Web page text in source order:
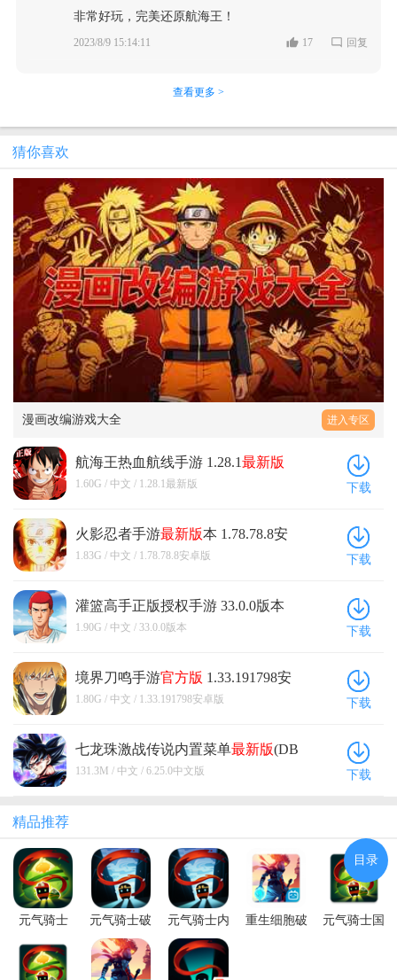
对于动漫当中的情节做出了一定的还原表现，因
人物角色来参与各种战斗当中，但玩家的主视角
界当中进行各种探索冒险。如此一来，游戏的整
及不错的游戏体验，况且游戏的这种玩法整体是
做的都是非常的丰富，而且玩家也是能够在一个
如此庞大的世界体系当中体验到各种各样的细节
设计。无论是游戏当中的战斗，探索冒险，剧情
的展示，游戏的操作体验，游戏的特色内容等等
设计，在游戏的玩法当中，都能够给你带来充足
的游戏体验以及游戏的可玩性，当然，这也是对
于那些喜欢这种题材或者是喜欢这种类型的游戏
玩家来说，但如果你是对这种类型的游戏不感兴
趣的话，那么你在游戏当中也很容易就会感到乏
味。 『美中不足』 这么来说，这款游戏与其他的
大型类格斗动作的游戏是有着一定的相似的特
点，同时，这款游戏也是采用了一个战力的设定
来作为游戏发展的一个主要表现，况且，利用这
富多样。所以就像是在人物角色以及是各种关于
加强战力的系统方面上会有着相当多的表现，如
的氪金系统设计，所以说这种游戏很大程度上只
能是在剧情的模式玩法当中给玩家带来较为不错
况且，与同类游戏相比的话，这种设计几乎可以
是作为一种老套路来表现，玩家自然也就不会买
以及是对于游戏的问题做出更多的改善优化，才
能推动游戏更好的发展。 『总结』 归根结底，这
戏依旧是采用着与同类游戏相同的设计，在整体
的游戏内容当中没有更多的创新特点，自然而然
四川乐山电信 客人2023/7/17 17:14:43
打分打的最高的玩家与其他区服进行竞争。相较于常
规的实时 PVP 而言，这种软 PVP 模式更吃玩家的运
地方。游戏以前走独立成长机制时，玩家只需要根据
和血量的上升是真香。假如这一模式直接应用到 PVP
中，那造成的影响就是氪金大佬碾压平民玩家 PVP 再
无任何公平性可言。如果单纯放在 PVE 当中，也会使
得平民玩家在这一模式下没有任何的竞争力，游戏体
验大打折扣。这一点是让人觉得深感不安的，个人认
为把其放在单一模式下，减少整体影响会更好。
恒，我们下一个见，拜拜！(╭￣3￣)╭♡
本顶级IP改编而成。但非常遗憾的是，他们都在初期
选择关服。但是至今为止，仍然有不少的玩家对游戏
潜移默化，深远持久的。 小编作为海米，相信跟很多
（最近动漫新上架的路飞五挡让我感觉热血沸腾），
看这款游戏过了两周年之后，究竟已经变成了什么样
子？小编作为开服玩家，亲眼见证着这款游戏的变
化。总结来说：十分令人痛心，我并不希望陪伴了我
这么久的游戏就此衰亡，坠入不复之深渊。所以小编
需要以笔为枪，加入到玩家们与游戏官方的斗争之中
(ง •□_•□)ง 首先我来介绍一下本款游戏的发行商——朝
夕光年。作为字节跳动旗下的工作室，也间接算得上
一个大厂。也产出过各种大IP的游戏。知名度是很
高，可是口碑就…… 废话不多说，我们直接开始今天
的游戏评价。 1.角色建模。可以说在游戏初期的时候
，建模才是这个游戏最根本的弊病。不过时至今日，
建模大家已经说的很少了（主要是其他毛病太多
了）。只能说这个游戏的静态立绘还可以。但是建模
白禁区》对比。成本不管怎么说，建模是有一些塑料
感，但人物不得不说还是很可爱的（最喜欢小太阳
了，就连表情也没有。主要是你人物身体画的也不行
啊。举个例子:典藏娜美，当我攒碎片攒出来的时候是
贵为典藏，是整个游戏里最高价值的角色。结果你建
模的设计就是脸的比例极度不协调，动作也让人倍感
反感。（真就拿消费者当地主家的傻儿子骗）对于整
美建模好。虽然后来官方重新对所有角色建模，但我
依旧觉得差强人意。 2.游戏的竞技场（PVP模式）。
在开服角色数量较少的情况下。官方尚有余力做到维
平衡，每一大局可以使用三个角色，三个角色又分别
可以带以副战和支援技，再加之不同的技能搭配可以
色也迎来了飞跃，官方为了尊重原著只能提高角色强
度。现在能竞技场无敌的也就红发、白胡子等角色。
令人气愤的一个情况是对于测试服强度超标的角色，
官方选择直接大砍并直接上线正式服。比如说我最喜
欢的角色——幽灵公主佩罗娜。官方很绝的把两个佩
罗娜都削了好几次，以至于现在的竞技场根本无法使
用佩罗娜（我真想好好问候一下你这个策划）。而且
非常好玩，完美还原航海王！
2023/8/9 15:14:11 17 回复
查看更多 >
猜你喜欢
漫画改编游戏大全 进入专区
航海王热血航线手游 1.28.1最新版
1.60G / 中文 / 1.28.1最新版 下载
火影忍者手游最新版本 1.78.78.8安
卓版
1.83G / 中文 / 1.78.78.8安卓版 下载
灌篮高手正版授权手游 33.0.0版本
1.90G / 中文 / 33.0.0版本 下载
境界刀鸣手游官方版 1.33.191798安
卓版
1.80G / 中文 / 1.33.191798安卓版 下载
七龙珠激战传说内置菜单最新版(DB
LEGENDS) 6.25.0中文版
131.3M / 中文 / 6.25.0中文版 下载
精品推荐
元气骑士
池鸳
元气骑士破
解版全无限
最新版本
元气骑士内
购破解版
重生细胞破
元气骑士国
目录